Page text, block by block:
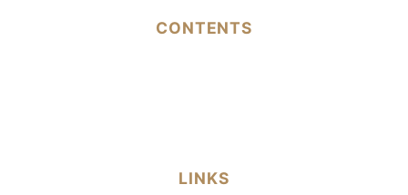
CONTENTS
LINKS